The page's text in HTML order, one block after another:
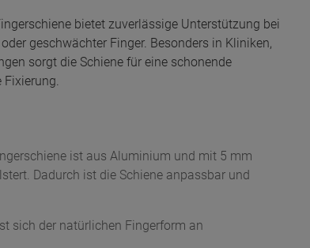
bietet zuverlässige Unterstützung bei
geschwächter Finger. Besonders in Kliniken,
sorgt die Schiene für eine schonende
ist aus Aluminium und mit 5 mm
Dadurch ist die Schiene anpassbar und
sich der natürlichen Fingerform an